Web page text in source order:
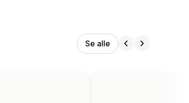
Se alle